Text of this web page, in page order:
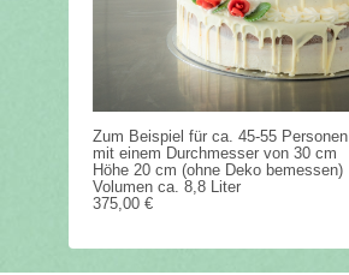
Zum Beispiel für ca. 45-55 Personen
mit einem Durchmesser von 30 cm
Höhe 20 cm (ohne Deko bemessen)
Volumen ca. 8,8 Liter
375,00 €